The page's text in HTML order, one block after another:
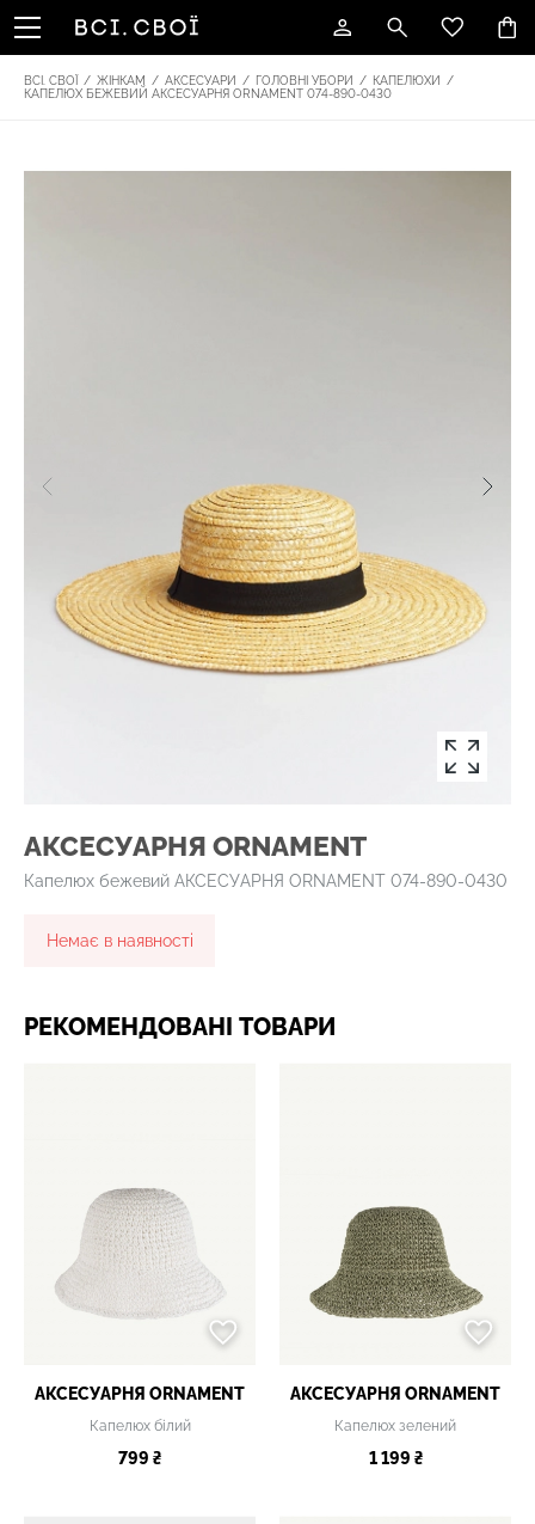
ВСІ. СВОЇ / ЖІНКАМ / АКСЕСУАРИ / ГОЛОВНІ УБОРИ / КАПЕЛЮХИ
/
КАПЕЛЮХ БЕЖЕВИЙ АКСЕСУАРНЯ ОRNAMENT 074-890-0430
АКСЕСУАРНЯ ОRNAMENT
Капелюх бежевий АКСЕСУАРНЯ ОRNAMENT 074-890-0430
Немає в наявності
РЕКОМЕНДОВАНІ ТОВАРИ
АКСЕСУАРНЯ ОRNAMENT
Капелюх білий
799 ₴
АКСЕСУАРНЯ ОRNAMENT
Капелюх зелений
1 199 ₴